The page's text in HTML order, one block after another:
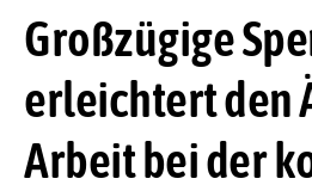
Großzügige
erleichtert den
Arbeit bei der